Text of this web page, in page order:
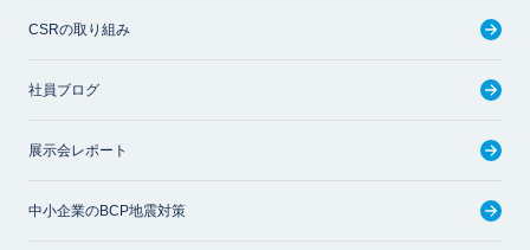
CSRの取り組み
社員ブログ
展示会レポート
中小企業のBCP地震対策